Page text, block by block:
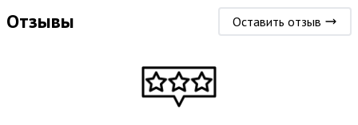
Отзывы Оставить отзыв